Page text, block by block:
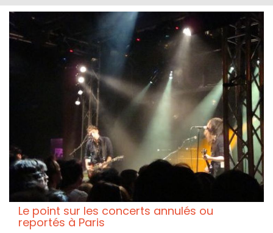
Le point sur les concerts annulés ou
reportés à Paris